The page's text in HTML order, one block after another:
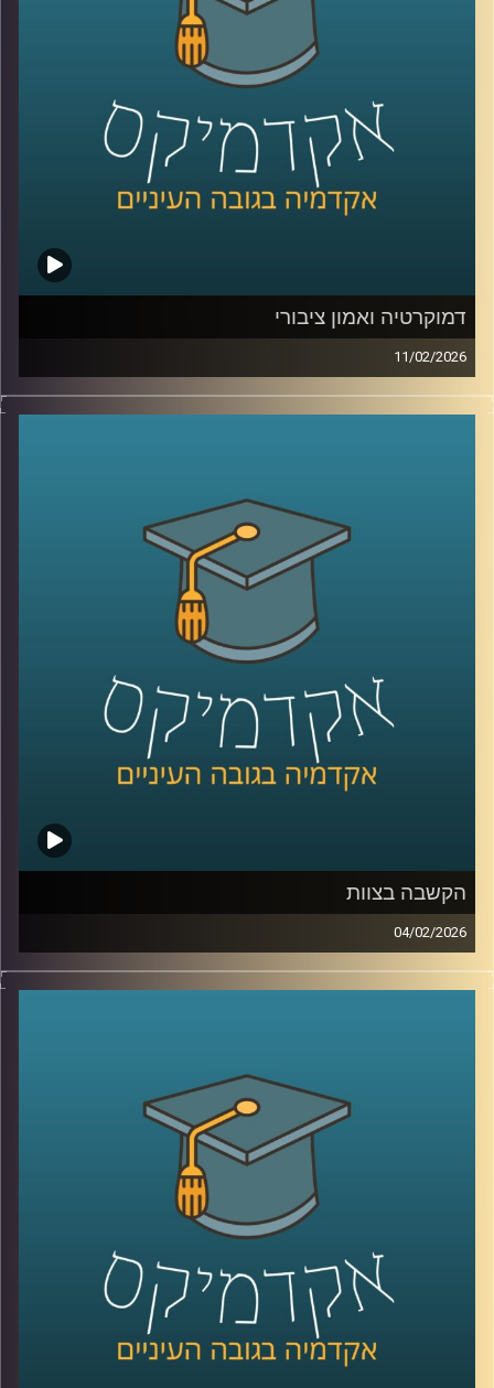
פעולה גם כשאין שלום, יצאנו לראיין את האנשים שמעצבים
את העתיד הכחול של האזור .
בפרק הזה תשמעו קולות מהכנס, רעיונות גדולים, דילמות
אמיתיות, והרבה מאוד תשוקה לחבר בין מדע, קיימות וכלכלה.
דמוקרטיה ואמון ציבורי
11/02/2026
היום אנחנו נוגעים באחת השאלות הכי בוערות בדמוקרטיה, מה
זה בעצם אמון ציבורי, למה הוא כל כך חיוני לתפקוד של מדינה,
בבית המשפט העליון, אז מה אפשר ללמוד מהמספרים, האם
זה משבר רגעי או מגמה ארוכה, למה אמון נהיה תלוי מחנה
פוליטי, ומה המשמעות של זה לתחושת הייצוג, לציות לחוק,
ולחוסן החברתי, כדי לעשות סדר הזמנו את פרופ׳ אמנון כוורי,
פרופסור חבר וראש המכון לחירות ואחריות בבית ספר לאודר
לממשל ודיפלומטיה באוניברסיטת רייכמן, וביחד ננסה להבין
מה עומד מאחורי הנתונים, מה המדינה והחברה יכולות לעשות
כדי לשקם את האמון שלנו?
הקשבה בצוות
04/02/2026
בעולם הניהול והחיים האישיים מדברים הרבה על תקשורת
טובה, אבל הרבה פחות על הקשבה אמיתית, כזו שמשנה
שהיא למעשה מנגנון עמוק שמכתיב אם צוותים ידברו וישתפו
ידע, ואם משפחות ירגישו מובנות או מתוסכלות. בפרק הזה
אנחנו מדברים על האופן שבו סגנון ההקשבה של מנהל, הורה
או בן משפחה מעצב את איכות הדיאלוג סביבו.
יחד עם ד״ר אסנת בוסקילה־ים, יועצת ארגונית ומרצה
באוניברסיטת רייכמן, נבחן למה הקשבה כל כך מאתגרת, למה
נאומים הם האויב שלה, ומה ההבדל בין הקשבה אישית,
הקשבה בצוות והקשבה במשפחה, ואיך שינוי קטן באופן
ההקשבה יכול לייצר שינוי גדול ביחסים?